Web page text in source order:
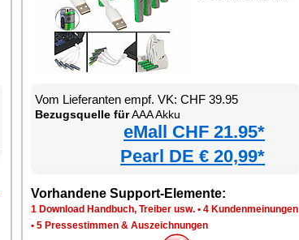
Vom Lieferanten empf. VK: CHF 39.95
Bezugsquelle fürAAA Akku
eMall CHF 21.95*
Pearl DE € 20,99*
Vorhandene Support-Elemente:
1 Download Handbuch, Treiber usw. • 4 Kundenmeinungen
• 5 Pressestimmen & Auszeichnungen